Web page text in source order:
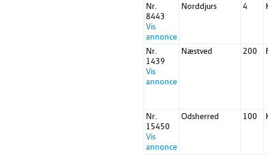
Nr.
8443
Vis
annonce
Norddjurs 4
Nr.
1439
Vis
annonce
Næstved 200
Nr.
15450
Vis
annonce
Odsherred 100